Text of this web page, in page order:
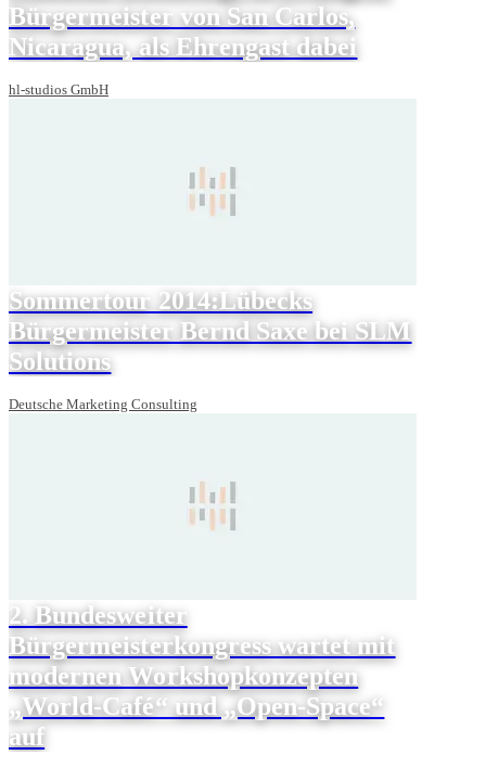
Bürgermeister von San Carlos,
Nicaragua, als Ehrengast dabei
hl-studios GmbH
Sommertour 2014:Lübecks
Bürgermeister Bernd Saxe bei SLM
Solutions
Deutsche Marketing Consulting
2. Bundesweiter
Bürgermeisterkongress wartet mit
modernen Workshopkonzepten
„World-Café“ und „Open-Space“
auf